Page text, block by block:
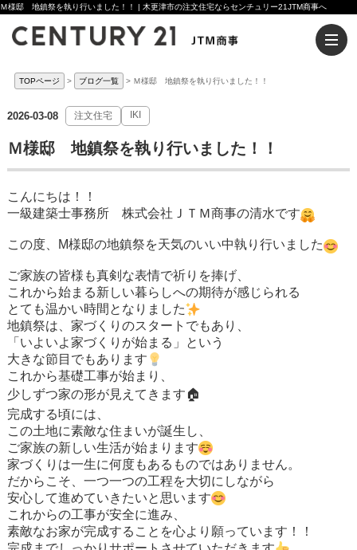
Ｍ様邸 地鎮祭を執り行いました！！ | 木更津市の注文住宅ならセンチュリー21JTM商事へ
TOPページ ブログ一覧 Ｍ様邸 地鎮祭を執り行いました！！
2026-03-08 注文住宅 IKI
Ｍ様邸 地鎮祭を執り行いました！！
こんにちは！！
一級建築士事務所 株式会社ＪＴＭ商事の清水です
この度、M様邸の地鎮祭を天気のいい中執り行いました
ご家族の皆様も真剣な表情で祈りを捧げ、
これから始まる新しい暮らしへの期待が感じられる
とても温かい時間となりました
地鎮祭は、家づくりのスタートでもあり、
「いよいよ家づくりが始まる」という
大きな節目でもあります
これから基礎工事が始まり、
少しずつ家の形が見えてきます🏠
完成する頃には、
この土地に素敵な住まいが誕生し、
ご家族の新しい生活が始まります
家づくりは一生に何度もあるものではありません。
だからこそ、一つ一つの工程を大切にしながら
安心して進めていきたいと思います
これからの工事が安全に進み、
素敵なお家が完成することを心より願っています！！